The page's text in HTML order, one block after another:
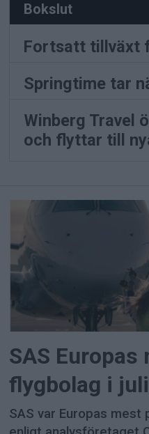
Bokslut
Fortsatt tillväxt
Springtime tar
Winberg Travel
och flyttar till
SAS
flygbolag i juli
SAS var Europas mest